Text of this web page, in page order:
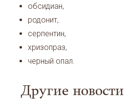
обсидиан,
родонит,
серпентин,
хризопраз,
черный опал.
Другие новости